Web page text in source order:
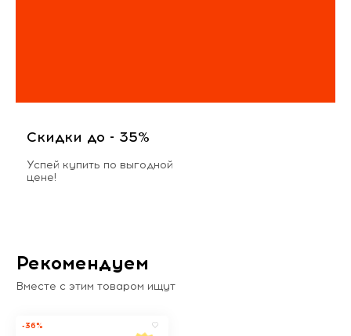
Скидки до - 35%
Успей купить по выгодной
цене!
Рекомендуем
Вместе с этим товаром ищут
-36%